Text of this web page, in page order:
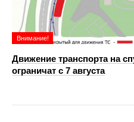
Внимание!
Движение транспорта на
ограничат с 7 августа